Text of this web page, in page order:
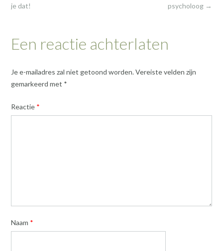
psycholoog →
je dat!
Een reactie achterlaten
Je e-mailadres zal niet getoond worden.Vereiste velden zijn
gemarkeerd met *
Reactie *
Naam *